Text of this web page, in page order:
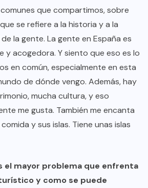
que compartimos, sobre
se refiere a la historia y a la
la gente. La gente en España es
y acogedora. Y siento que eso es lo
en común, especialmente en esta
de dónde vengo. Además, hay
mucha cultura, y eso
me gusta. También me encanta
y sus islas. Tiene unas islas
el mayor problema que enfrenta
y como se puede